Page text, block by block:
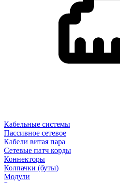
Кабельные системы
Пассивное сетевое
Кабели витая пара
Сетевые патч корды
Коннекторы
Колпачки (буты)
Модули